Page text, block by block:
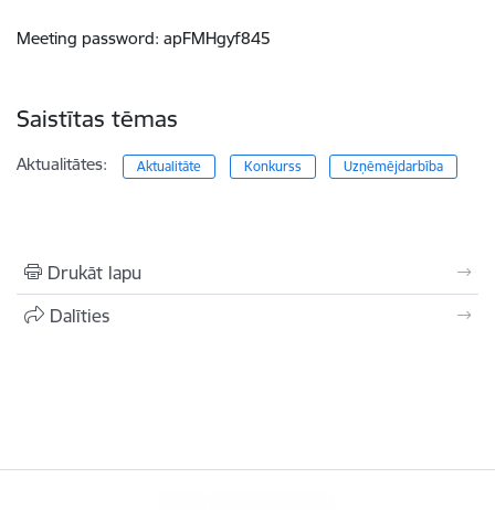
Meeting password: apFMHgyf845
Saistītas tēmas
Aktualitātes: Aktualitāte Konkurss Uzņēmējdarbība
Drukāt lapu
Dalīties